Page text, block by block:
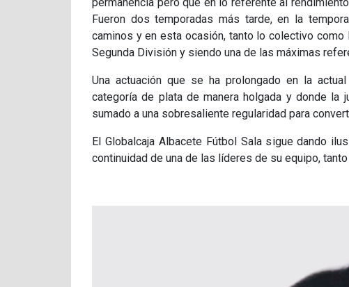
permanencia pero que en lo referente al
Fueron dos temporadas más tarde, en la
caminos y en esta ocasión, tanto lo colectivo
Segunda División y siendo una de las máximas
Una actuación que se ha prolongado en la
categoría de plata de manera holgada y donde la
sumado a una sobresaliente regularidad para
El Globalcaja Albacete Fútbol Sala sigue dando
continuidad de una de las líderes de su equipo,